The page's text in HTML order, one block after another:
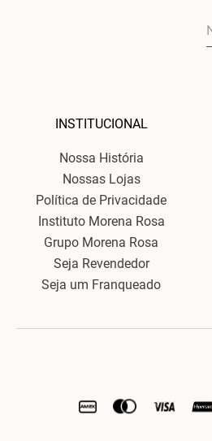
INSTITUCIONAL
Nossa História
Nossas Lojas
Política de Privacidade
Instituto Morena Rosa
Grupo Morena Rosa
Seja Revendedor
Seja um Franqueado